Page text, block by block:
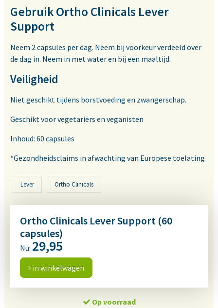
Gebruik Ortho Clinicals Lever
Support
Neem 2 capsules per dag. Neem bij voorkeur verdeeld over
de dag in. Neem in met water en bij een maaltijd.
Veiligheid
Niet geschikt tijdens borstvoeding en zwangerschap.
Geschikt voor vegetariërs en veganisten
Inhoud: 60 capsules
*Gezondheidsclaims in afwachting van Europese toelating
Lever Ortho Clinicals
Ortho Clinicals Lever Support (60
capsules)
Nu: 29,95
in winkelwagen
Op voorraad